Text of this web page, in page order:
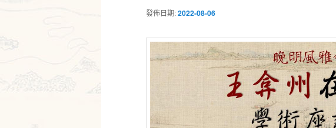
發佈日期:2022-08-06